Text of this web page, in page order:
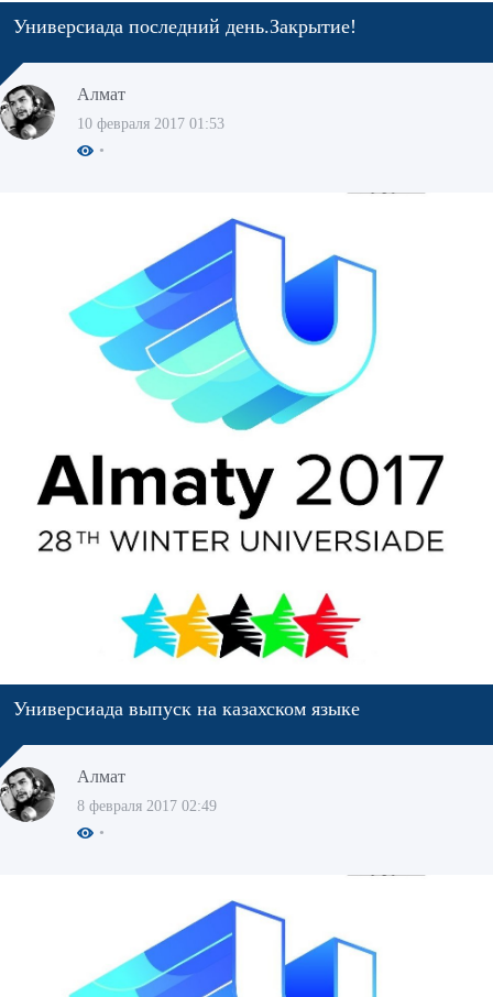
Универсиада последний день.Закрытие!
Алмат
10 февраля 2017 01:53
Универсиада выпуск на казахском языке
Алмат
8 февраля 2017 02:49